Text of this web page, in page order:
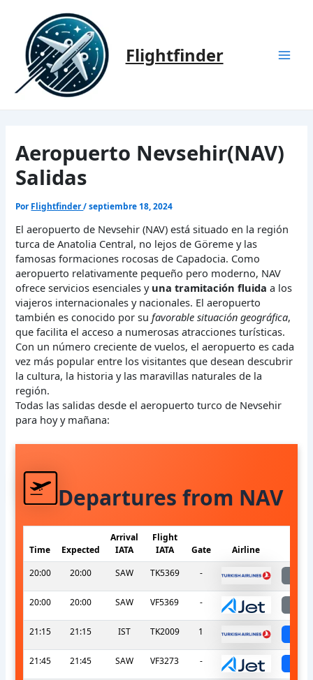
contenido
Flightfinder
Aeropuerto Nevsehir(NAV)
Salidas
Por Flightfinder/septiembre 18, 2024
El aeropuerto de Nevsehir (NAV) está situado en la región
turca de Anatolia Central, no lejos de Göreme y las
famosas formaciones rocosas de Capadocia. Como
aeropuerto relativamente pequeño pero moderno, NAV
ofrece servicios esenciales y una tramitación fluida a los
viajeros internacionales y nacionales. El aeropuerto
también es conocido por sufavorable situación geográfica,
que facilita el acceso a numerosas atracciones turísticas.
Con un número creciente de vuelos, el aeropuerto es cada
vez más popular entre los visitantes que desean descubrir
la cultura, la historia y las maravillas naturales de la
región.
Todas las salidas desde el aeropuerto turco de Nevsehir
para hoy y mañana:
Departures from NAV
Time Expected
Arrival
IATA
Flight
IATA
Gate Airline
20:00
20:00 SAW TK5369 -
20:00 20:00 SAW VF5369 -
21:15 21:15 IST TK2009 1
21:45 21:45 SAW VF3273 -